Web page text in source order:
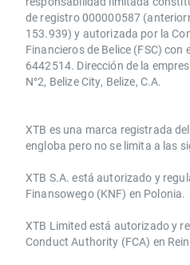
de registro 000000587
153.939) y autorizada por la
Financieros de Belice (FSC) con
6442514. Dirección de la
N°2, Belize City, Belize, C.A.
​​XTB es una marca registrada
engloba pero no se limita a las
XTB S.A.​ está autorizado y
Finansowego (KNF) ​en Polonia.
XTB Limited ​está autorizado y
Conduct Authority ​(FCA) en